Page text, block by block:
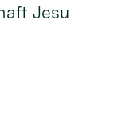
Jesu